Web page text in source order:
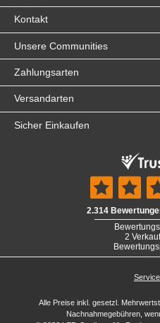
Kontakt
Unsere Communities
Zahlungsarten
Versandarten
Sicher Einkaufen
Alle Preise inkl. gesetzl.
Nachnahmegebühren,